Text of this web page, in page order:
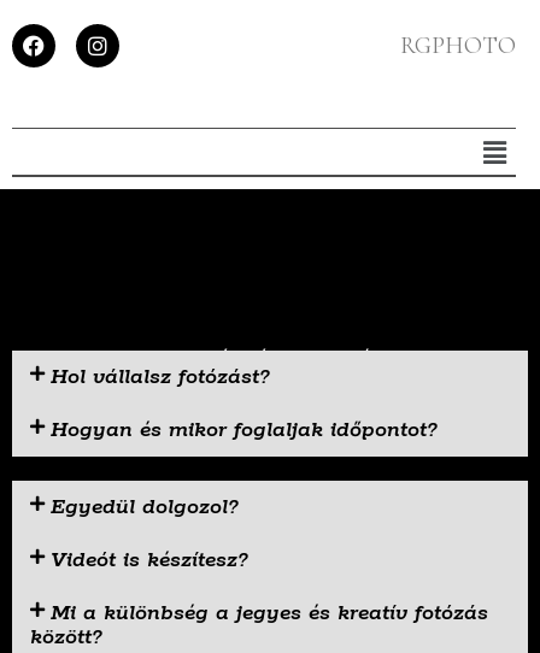
RGPHOTO
Gyakori Kérdések & Válaszok
Hol vállalsz fotózást?
Hogyan és mikor foglaljak időpontot?
Egyedül dolgozol?
Videót is készítesz?
Mi a különbség a jegyes és kreatív fotózás
között?